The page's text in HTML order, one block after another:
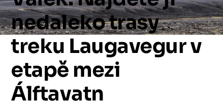
nedalekotrasy
treku Laugavegurv
etapě mezi
Álftavatn